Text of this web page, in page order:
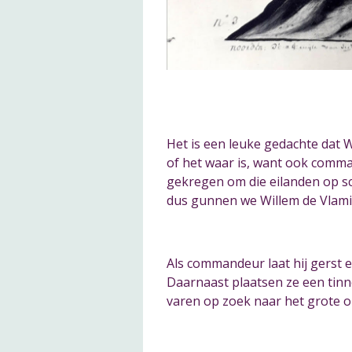
Het is een leuke gedachte dat
of het waar is, want ook
gekregen om die eilanden op
dus gunnen we Willem de
Als commandeur laat hij gerst
Daarnaast plaatsen ze een
varen op zoek naar het grote